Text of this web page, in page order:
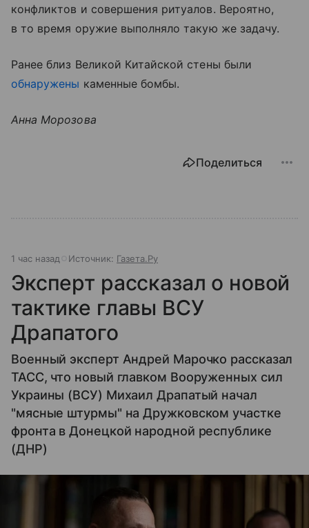
конфликтов и совершения ритуалов. Вероятно,
в то время оружие выполняло такую же задачу.
Ранее близ Великой Китайской стены были
обнаружены каменные бомбы.
Анна Морозова
Поделиться
1 час назад Источник: Газета.Ру
Эксперт рассказал о новой
тактике главы ВСУ
Драпатого
Военный эксперт Андрей Марочко рассказал
ТАСС, что новый главком Вооруженных сил
Украины (ВСУ) Михаил Драпатый начал
"мясные штурмы" на Дружковском участке
фронта в Донецкой народной республике
(ДНР)